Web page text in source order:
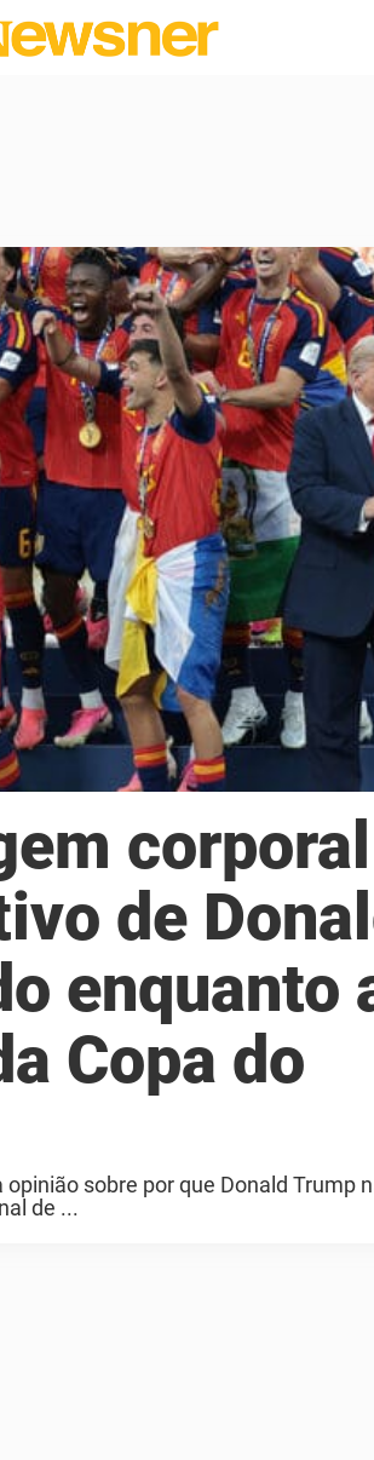
corporal
de
enquanto
Copa do
sobre por que Donald Trump
de ...